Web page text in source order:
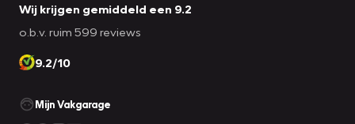
Wij krijgen gemiddeld een 9.2
o.b.v. ruim 599 reviews
9.2/10
Mijn Vakgarage